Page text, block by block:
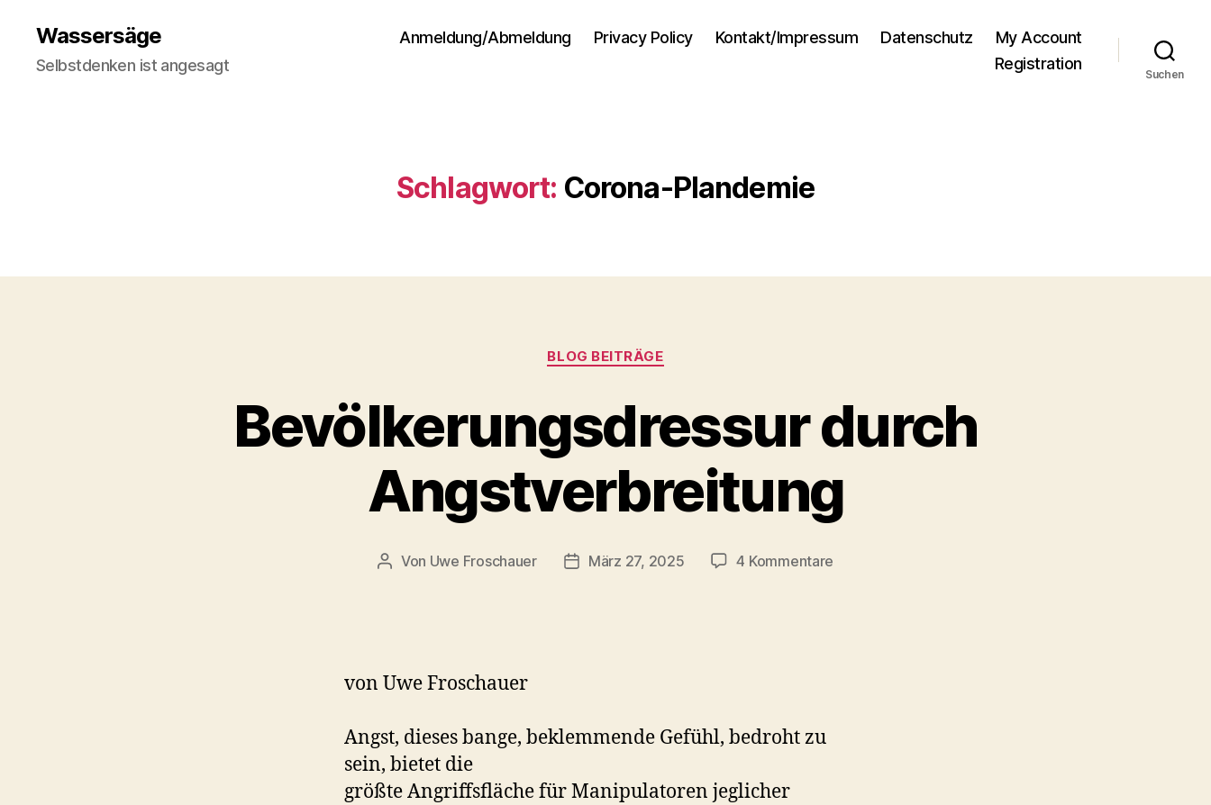
Wassersäge
Selbstdenken ist angesagt
Anmeldung/Abmeldung Privacy Policy Kontakt/Impressum Datenschutz
My Account
Registration
Suchen
Schlagwort: Corona-Plandemie
Kategorien
BLOG BEITRÄGE
Bevölkerungsdressur durch
Angstverbreitung
Beitragsautor
Von Uwe Froschauer Beitragsdatum
März 27, 2025 4 Kommentare
von Uwe Froschauer
Angst, dieses bange, beklemmende Gefühl, bedroht zu
sein, bietet die
größte Angriffsfläche für Manipulatoren jeglicher